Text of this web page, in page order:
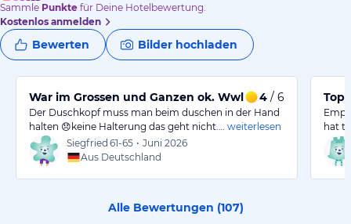
Sammle Punkte für Deine Hotelbewertung.
Kostenlos anmelden
Bewerten Bilder hochladen
War im Grossen und Ganzen ok. Wwllnessbereich
4 / 6
Der Duschkopf muss man beim duschen in der Hand
halten 😞keine Halterung das geht nicht.…
weiterlesen
Siegfried 61-65 • Juni 2026
Aus Deutschland
Top
hat
Alle Bewertungen (107)